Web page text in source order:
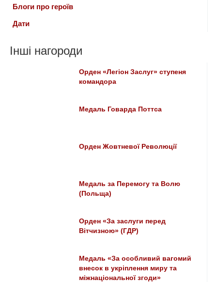
Блоги про героїв
Дати
Інші нагороди
Орден «Легіон Заслуг» ступеня
командора
Медаль Говарда Поттса
Орден Жовтневої Революції
Медаль за Перемогу та Волю
(Польща)
Орден «За заслуги перед
Вітчизною» (ГДР)
Медаль «За особливий вагомий
внесок в укріплення миру та
міжнаціональної згоди»